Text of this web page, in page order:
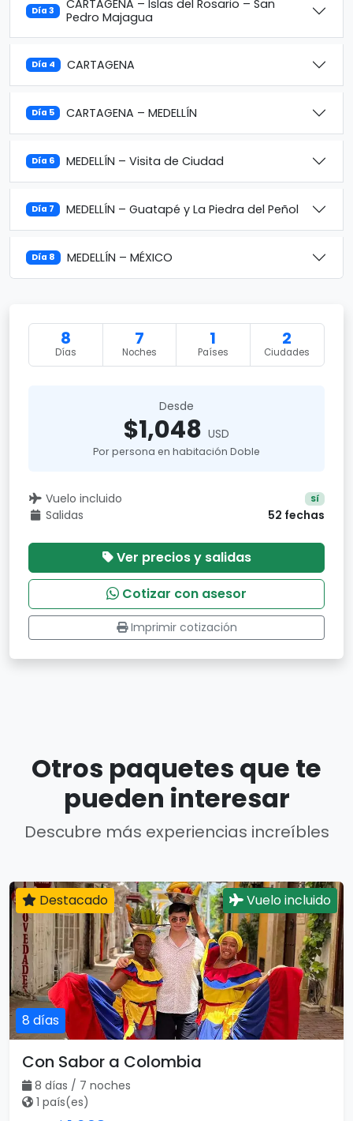
Día 3
CARTAGENA – Islas del Rosario – San
Pedro Majagua
Día 4 CARTAGENA
Día 5 CARTAGENA – MEDELLÍN
Día 6 MEDELLÍN – Visita de Ciudad
Día 7 MEDELLÍN – Guatapé y La Piedra del Peñol
Día 8 MEDELLÍN – MÉXICO
8
Días
7
Noches
1
Países
2
Ciudades
Desde
$1,048 USD
Por persona en habitación Doble
Vuelo incluido Sí
Salidas 52 fechas
Ver precios y salidas
Cotizar con asesor
Imprimir cotización
Otros paquetes que te
pueden interesar
Descubre más experiencias increíbles
8 días
Destacado Vuelo incluido
Con Sabor a Colombia
8 días / 7 noches
1 país(es)